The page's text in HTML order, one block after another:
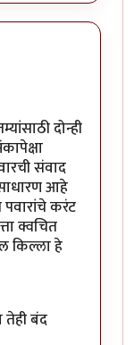
दोन्ही
संवाद
आहे
पवारांचे करंट
क्वचित
किल्ला हे
तेही बंद